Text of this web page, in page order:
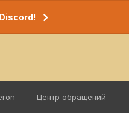
Центр обращений